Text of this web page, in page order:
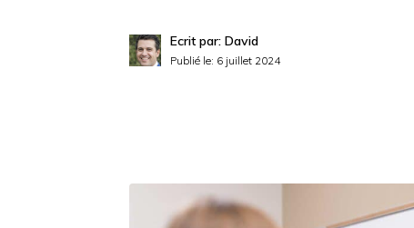
Ecrit par: David
Publié le: 6 juillet 2024